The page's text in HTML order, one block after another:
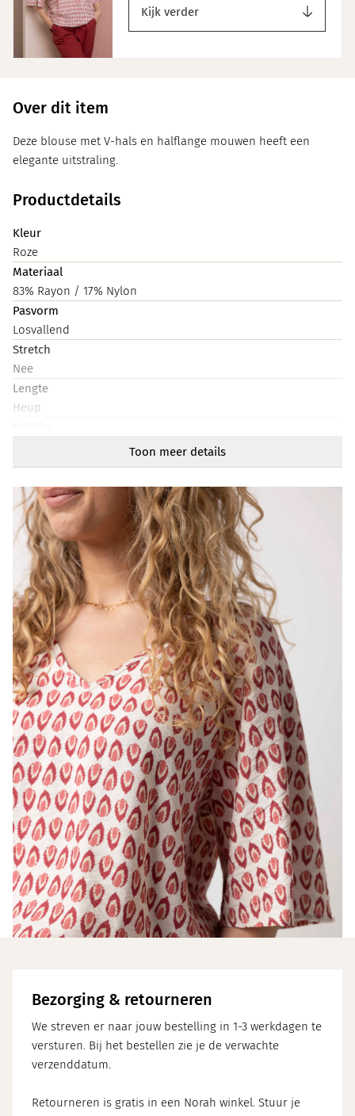
Kijk verder
Over dit item
Deze blouse met V-hals en halflange mouwen heeft een
elegante uitstraling.
Productdetails
Kleur
Roze
Materiaal
83% Rayon / 17% Nylon
Pasvorm
Losvallend
Stretch
Nee
Lengte
Heup
Mouwlengte
Halflang
Artikelnummer
218561-925
Toon meer details
Bezorging & retourneren
We streven er naar jouw bestelling in 1-3 werkdagen te
versturen. Bij het bestellen zie je de verwachte
verzenddatum.
Retourneren is gratis in een Norah winkel. Stuur je